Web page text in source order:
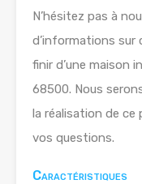
N’hésitez pas à
d’informations
finir d’une maison
68500. Nous
la réalisation de
vos questions.
Caractéristiques